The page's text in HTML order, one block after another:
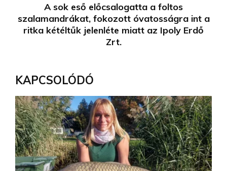
A sok eső előcsalogatta a foltos
szalamandrákat, fokozott óvatosságra int a
ritka kétéltűk jelenléte miatt az Ipoly Erdő
Zrt.
KAPCSOLÓDÓ